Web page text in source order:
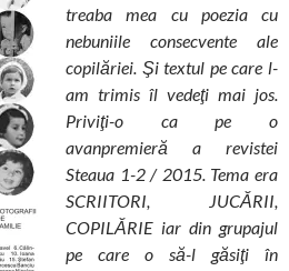
treaba mea cu poezia cu
nebuniile consecvente ale
copilăriei. Şi textul pe care l-
am trimis îl vedeţi mai jos.
Priviţi-o ca pe o
avanpremieră a revistei
Steaua 1-2 / 2015. Tema era
SCRIITORI, JUCĂRII,
COPILĂRIE iar din grupajul
pe care o să-l găsiţi în